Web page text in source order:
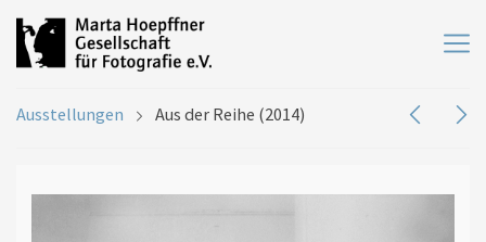
Ausstellungen Aus der Reihe (2014)